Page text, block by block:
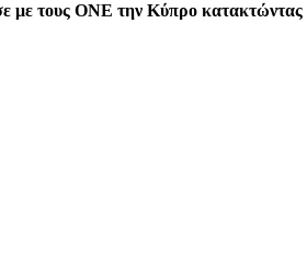
με τους ΟΝΕ την Κύπρο κατακτώντας